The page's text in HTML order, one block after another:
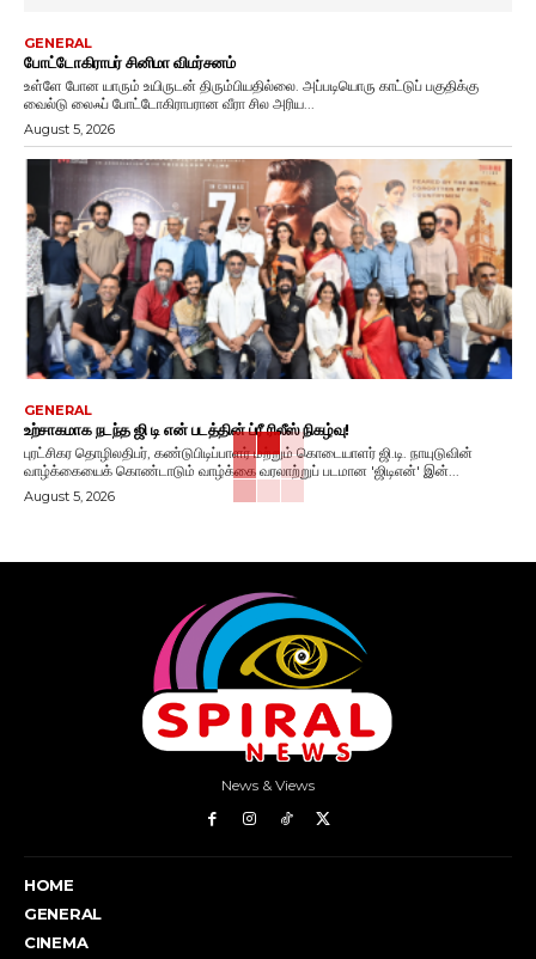
GENERAL
போட்டோகிராபர் சினிமா விமர்சனம்
உள்ளே போன யாரும் உயிருடன் திரும்பியதில்லை. அப்படியொரு காட்டுப் பகுதிக்கு
வைல்டு லைஃப் போட்டோகிராபரான வீரா சில அரிய...
August 5, 2026
GENERAL
உற்சாகமாக நடந்த ஜி டி என் படத்தின் ப்ரீ ரிலீஸ் நிகழ்வு!
புரட்சிகர தொழிலதிபர், கண்டுபிடிப்பாளர் மற்றும் கொடையாளர் ஜி.டி. நாயுடுவின்
வாழ்க்கையைக் கொண்டாடும் வாழ்க்கை வரலாற்றுப் படமான 'ஜிடிஎன்' இன்...
August 5, 2026
News & Views
HOME
GENERAL
CINEMA